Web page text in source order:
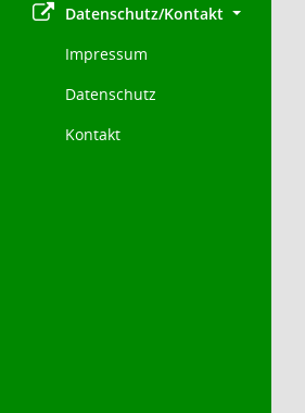
Datenschutz/Kontakt
Impressum
Datenschutz
Kontakt